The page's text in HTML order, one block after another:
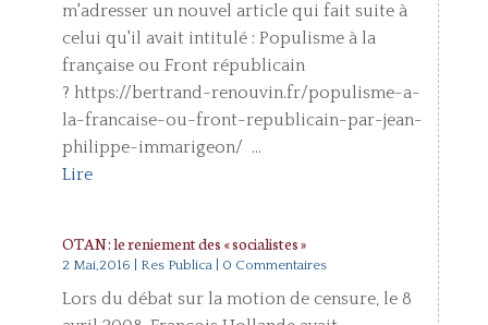
m'adresser un nouvel article qui fait suite à
celui qu'il avait intitulé : Populisme à la
française ou Front républicain
? https://bertrand-renouvin.fr/populisme-a-
la-francaise-ou-front-republicain-par-jean-
philippe-immarigeon/ ...
Lire
OTAN : le reniement des « socialistes »
2 Mai,2016 Res Publica| 0 Commentaires
Lors du débat sur la motion de censure, le 8